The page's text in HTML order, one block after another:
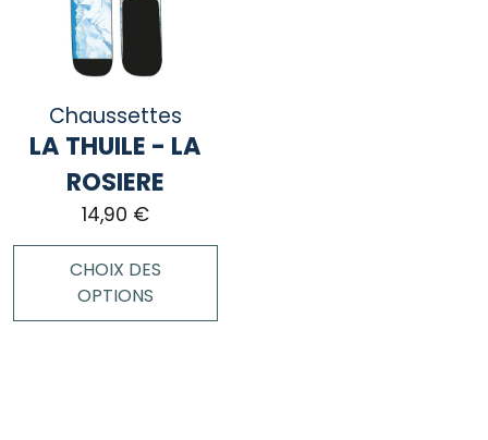
Chaussettes
LA THUILE - LA
ROSIERE
14,90 €
CHOIX DES
OPTIONS